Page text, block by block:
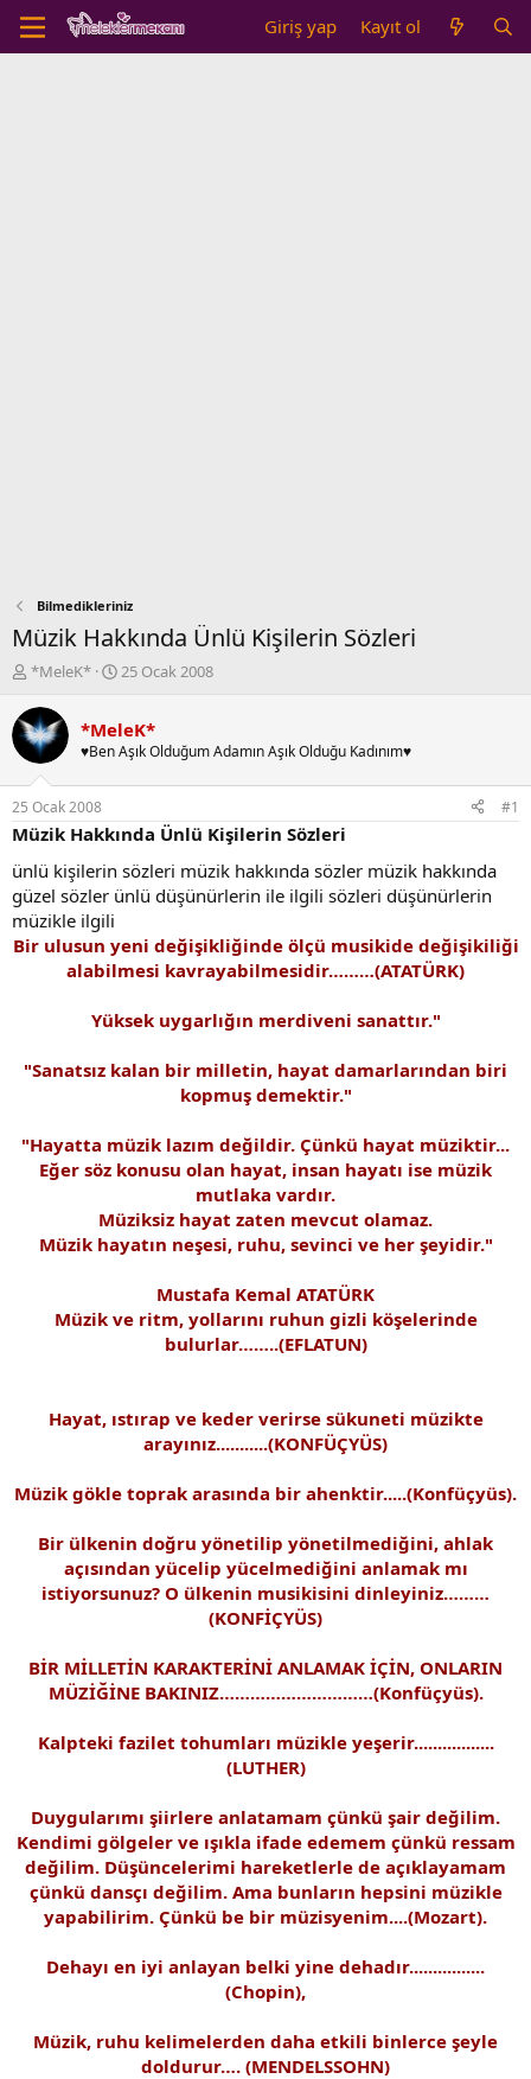
Giriş yap Kayıt ol
Bilmedikleriniz
Müzik Hakkında Ünlü Kişilerin Sözleri
K
n
b
u
y
u
b
a
ş
l
a
t
a
*MeleK*
B
l
a
ı
ç
a
r
h
i
25 Ocak 2008
*MeleK*
♥Ben Aşık Olduğum Adamın Aşık Olduğu Kadınım♥
25 Ocak 2008 #1
Müzik Hakkında Ünlü Kişilerin Sözleri
ünlü kişilerin sözleri müzik hakkında sözler müzik hakkında
güzel sözler ünlü düşünürlerin ile ilgili sözleri düşünürlerin
müzikle ilgili
Bir ulusun yeni değişikliğinde ölçü musikide değişikiliği
alabilmesi kavrayabilmesidir………(ATATÜRK)
Yüksek uygarlığın merdiveni sanattır."
"Sanatsız kalan bir milletin, hayat damarlarından biri
kopmuş demektir."
"Hayatta müzik lazım değildir. Çünkü hayat müziktir...
Eğer söz konusu olan hayat, insan hayatı ise müzik
mutlaka vardır.
Müziksiz hayat zaten mevcut olamaz.
Müzik hayatın neşesi, ruhu, sevinci ve her şeyidir."
Mustafa Kemal ATATÜRK
Müzik ve ritm, yollarını ruhun gizli köşelerinde
bulurlar……..(EFLATUN)
Hayat, ıstırap ve keder verirse sükuneti müzikte
arayınız...........(KONFÜÇYÜS)
Müzik gökle toprak arasında bir ahenktir.....(Konfüçyüs).
Bir ülkenin doğru yönetilip yönetilmediğini, ahlak
açısından yücelip yücelmediğini anlamak mı
istiyorsunuz? O ülkenin musikisini dinleyiniz………
(KONFİÇYÜS)
BİR MİLLETİN KARAKTERİNİ ANLAMAK İÇİN, ONLARIN
MÜZİĞİNE BAKINIZ…………………………(Konfüçyüs).
Kalpteki fazilet tohumları müzikle yeşerir.................
(LUTHER)
Duygularımı şiirlere anlatamam çünkü şair değilim.
Kendimi gölgeler ve ışıkla ifade edemem çünkü ressam
değilim. Düşüncelerimi hareketlerle de açıklayamam
çünkü dansçı değilim. Ama bunların hepsini müzikle
yapabilirim. Çünkü be bir müzisyenim....(Mozart).
Dehayı en iyi anlayan belki yine dehadır................
(Chopin),
Müzik, ruhu kelimelerden daha etkili binlerce şeyle
doldurur…. (MENDELSSOHN)